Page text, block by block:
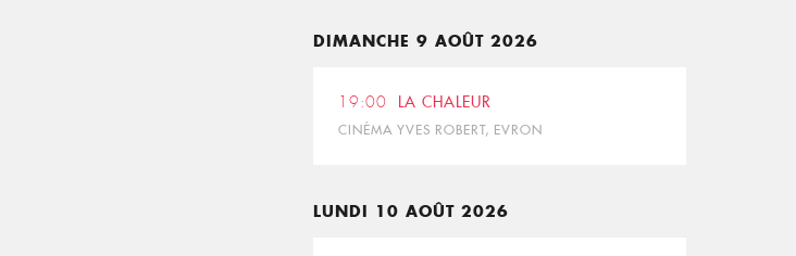
DIMANCHE 9 AOÛT 2026
19:00 LA CHALEUR
CINÉMA YVES ROBERT, EVRON
LUNDI 10 AOÛT 2026